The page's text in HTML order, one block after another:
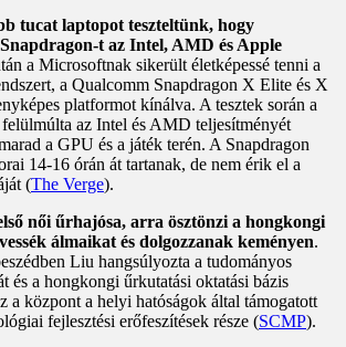
tucat laptopot teszteltünk, hogy
t az Intel, AMD és Apple
a Microsoftnak sikerült életképessé tenni a
a Qualcomm Snapdragon X Elite és X
platformot kínálva. A tesztek során a
az Intel és AMD teljesítményét
a GPU és a játék terén. A Snapdragon
14-16 órán át tartanak, de nem érik el a
(The Verge).
női űrhajósa, arra ösztönzi a hongkongi
álmaikat és dolgozzanak keményen.
Liu hangsúlyozta a tudományos
és a hongkongi űrkutatási oktatási bázis
a központ a helyi hatóságok által támogatott
fejlesztési erőfeszítések része (SCMP).